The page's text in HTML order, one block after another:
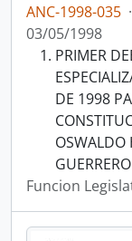
ANC-1998-035 ·
03/05/1998
PRIMER
DE 1998
OSWALDO
GUERRERO
Funcion